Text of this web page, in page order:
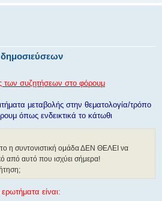
δημοσιεύσεων
των συζητήσεων στο φόρουμ
μεταβολής στην θεματολογία/τρόπο
όπως ενδεικτικά το κάτωθι
η συντονιστική ομάδα ΔΕΝ ΘΕΛΕΙ να
από αυτό που ισχύει σήμερα!
είναι: